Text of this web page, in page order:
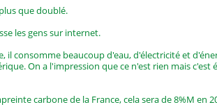
que doublé.
les gens sur internet.
il consomme beaucoup d'eau, d'électricité et
On a l'impression que ce n'est rien mais c'est
carbone de la France, cela sera de 8%M en